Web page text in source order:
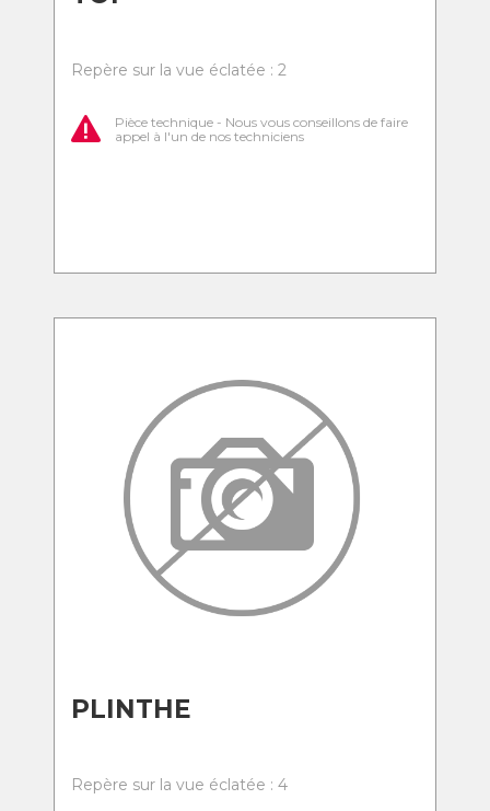
Repère sur la vue éclatée : 2
Pièce technique - Nous vous conseillons de faire
appel à l'un de nos techniciens
PLINTHE
Repère sur la vue éclatée : 4